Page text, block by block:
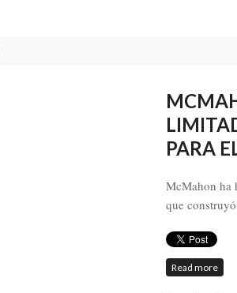
PARA
McMahon ha
que
Read more